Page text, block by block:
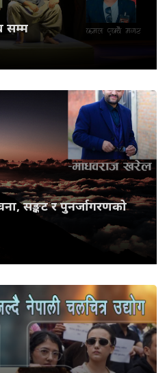
सम्म
सङ्कट र पुनर्जागरणको